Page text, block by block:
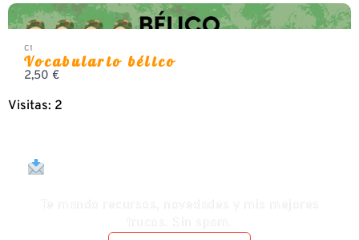
C1
Vocabulario bélico
2,50 €
Visitas: 2